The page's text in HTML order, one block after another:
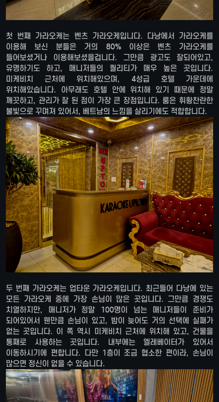
첫 번째 가라오케는 벤츠 가라오케입니다. 다낭에서 가라오케를
이용해 보신 분들은 거의 80% 이상은 벤츠 가라오케를
들어보셨거나 이용해보셨을겁니다. 그만큼 광고도 잘되어있고,
유명하기도 하고, 매니저들의 퀄리티가 매우 높은 곳입니다.
미케비치 근처에 위치해있으며, 4성급 호텔 가운데에
위치해있습니다. 아무래도 호텔 안에 위치해 있기 때문에 정말
깨끗하고, 관리가 잘 된 점이 가장 큰 장점입니다. 룸은 휘황찬란한
불빛으로 꾸며져 있어서, 베트남의 느낌을 살리기에도 적합합니다.
두 번째 가라오케는 업타운 가라오케입니다. 최근들어 다낭에 있는
모든 가라오케 중에 가장 손님이 많은 곳입니다. 그만큼 경쟁도
치열하지만, 매니저가 정말 100명이 넘는 매니저들이 준비가
되어있어서 웬만큼 손님이 있고, 밤이 늦어도 거의 선택에 실패가
없는 곳입니다. 이 쪽 역시 미케비치 근처에 위치해 있고, 건물을
통째로 사용하는 곳입니다. 내부에는 엘레베이터가 있어서
이동하시기에 편합니다. 다만 1층이 조금 협소한 편이라, 손님이
많으면 정신이 없을 수 있습니다.